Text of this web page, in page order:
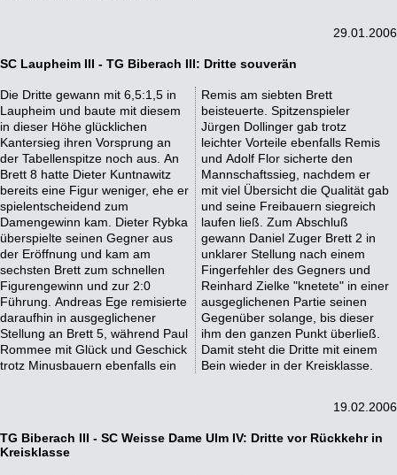
29.01.2006
SC Laupheim III - TG Biberach III: Dritte souverän
Die Dritte gewann mit 6,5:1,5 in
Laupheim und baute mit diesem
in dieser Höhe glücklichen
Kantersieg ihren Vorsprung an
der Tabellenspitze noch aus. An
Brett 8 hatte Dieter Kuntnawitz
bereits eine Figur weniger, ehe er
spielentscheidend zum
Damengewinn kam. Dieter Rybka
überspielte seinen Gegner aus
der Eröffnung und kam am
sechsten Brett zum schnellen
Figurengewinn und zur 2:0
Führung. Andreas Ege remisierte
daraufhin in ausgeglichener
Stellung an Brett 5, während Paul
Rommee mit Glück und Geschick
trotz Minusbauern ebenfalls ein
Remis am siebten Brett
beisteuerte. Spitzenspieler
Jürgen Dollinger gab trotz
leichter Vorteile ebenfalls Remis
und Adolf Flor sicherte den
Mannschaftssieg, nachdem er
mit viel Übersicht die Qualität gab
und seine Freibauern siegreich
laufen ließ. Zum Abschluß
gewann Daniel Zuger Brett 2 in
unklarer Stellung nach einem
Fingerfehler des Gegners und
Reinhard Zielke "knetete" in einer
ausgeglichenen Partie seinen
Gegenüber solange, bis dieser
ihm den ganzen Punkt überließ.
Damit steht die Dritte mit einem
Bein wieder in der Kreisklasse.
19.02.2006
TG Biberach III - SC Weisse Dame Ulm IV: Dritte vor Rückkehr in
Kreisklasse